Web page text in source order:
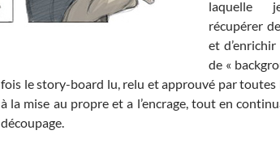
laquelle
récupérer
et
de «
fois le story-board lu, relu et approuvé par toutes
à la mise au propre et a l’encrage, tout en
découpage.